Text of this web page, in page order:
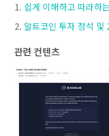
쉽게 이해하고 따라하
알트코인 투자 정석 및
관련 컨텐츠